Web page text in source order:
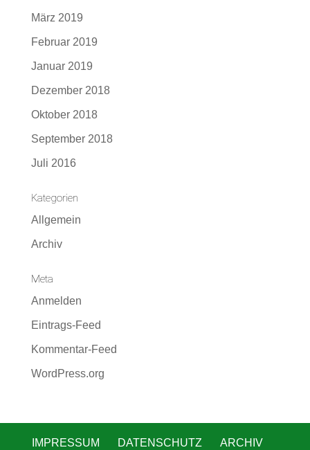
März 2019
Februar 2019
Januar 2019
Dezember 2018
Oktober 2018
September 2018
Juli 2016
Kategorien
Allgemein
Archiv
Meta
Anmelden
Eintrags-Feed
Kommentar-Feed
WordPress.org
IMPRESSUM DATENSCHUTZ ARCHIV